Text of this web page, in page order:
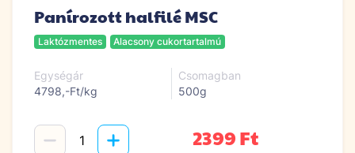
Panírozott halfilé MSC
Laktózmentes Alacsony cukortartalmú
Egységár
4798,-Ft/kg
Csomagban
500g
2399 Ft